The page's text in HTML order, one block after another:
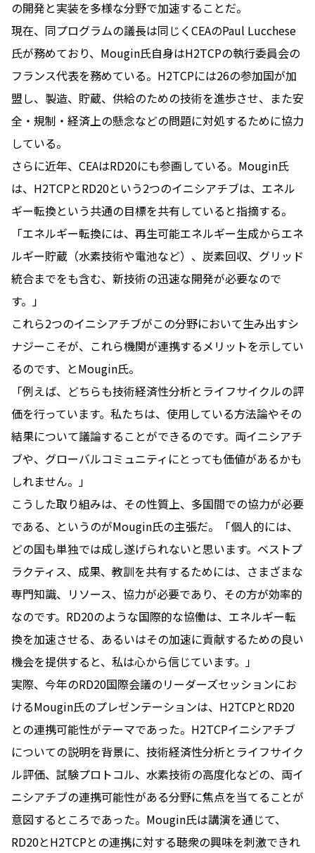
の開発と実装を多様な分野で加速することだ。
現在、同プログラムの議長は同じくCEAのPaul Lucchese
氏が務めており、Mougin氏自身はH2TCPの執行委員会の
フランス代表を務めている。H2TCPには26の参加国が加
盟し、製造、貯蔵、供給のための技術を進歩させ、また安
全・規制・経済上の懸念などの問題に対処するために協力
している。
さらに近年、CEAはRD20にも参画している。Mougin氏
は、H2TCPとRD20という2つのイニシアチブは、エネル
ギー転換という共通の目標を共有していると指摘する。
「エネルギー転換には、再生可能エネルギー生成からエネ
ルギー貯蔵（水素技術や電池など）、炭素回収、グリッド
統合までをも含む、新技術の迅速な開発が必要なので
す。」
これら2つのイニシアチブがこの分野において生み出すシ
ナジーこそが、これら機関が連携するメリットを示してい
るのです、とMougin氏。
「例えば、どちらも技術経済性分析とライフサイクルの評
価を行っています。私たちは、使用している方法論やその
結果について議論することができるのです。両イニシアチ
ブや、グローバルコミュニティにとっても価値があるかも
しれません。」
こうした取り組みは、その性質上、多国間での協力が必要
である、というのがMougin氏の主張だ。「個人的には、
どの国も単独では成し遂げられないと思います。ベストプ
ラクティス、成果、教訓を共有するためには、さまざまな
専門知識、リソース、協力が必要であり、その方が効率的
なのです。RD20のような国際的な協働は、エネルギー転
換を加速させる、あるいはその加速に貢献するための良い
機会を提供すると、私は心から信じています。」
実際、今年のRD20国際会議のリーダーズセッションにお
けるMougin氏のプレゼンテーションは、H2TCPとRD20
との連携可能性がテーマであった。H2TCPイニシアチブ
についての説明を背景に、技術経済性分析とライフサイク
ル評価、試験プロトコル、水素技術の高度化などの、両イ
ニシアチブの連携可能性がある分野に焦点を当てることが
意図するところであった。Mougin氏は講演を通じて、
RD20とH2TCPとの連携に対する聴衆の興味を刺激できれ